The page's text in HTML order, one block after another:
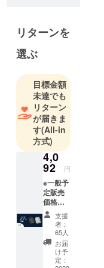
リターンを
選ぶ
目標金額
未達でも
リターン
が届きま
す(All-in
方式)
4,0
92 円
※一般予
定販売
価格：
5,606円
の
27％OF
F 1セッ
ト内
容：
支援
者：
65人
お届
け予
定：